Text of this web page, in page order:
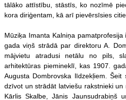
tālāko attīstību, stāstīs, ko nozīmē
kora diriģentam, kā arī pievērsīsies
Mūziķa Imanta Kalniņa pamatprofesija
gada viņš strādā par direktoru A.
mājvietu atradusi netālu no pils,
arhitektūras piemineklī, kas 1907.
Augusta Dombrovska līdzekļiem. Šeit
dzīvot un strādāt latviešu rakstnieki un
Kārlis Skalbe, Jānis Jaunsudrabiņš